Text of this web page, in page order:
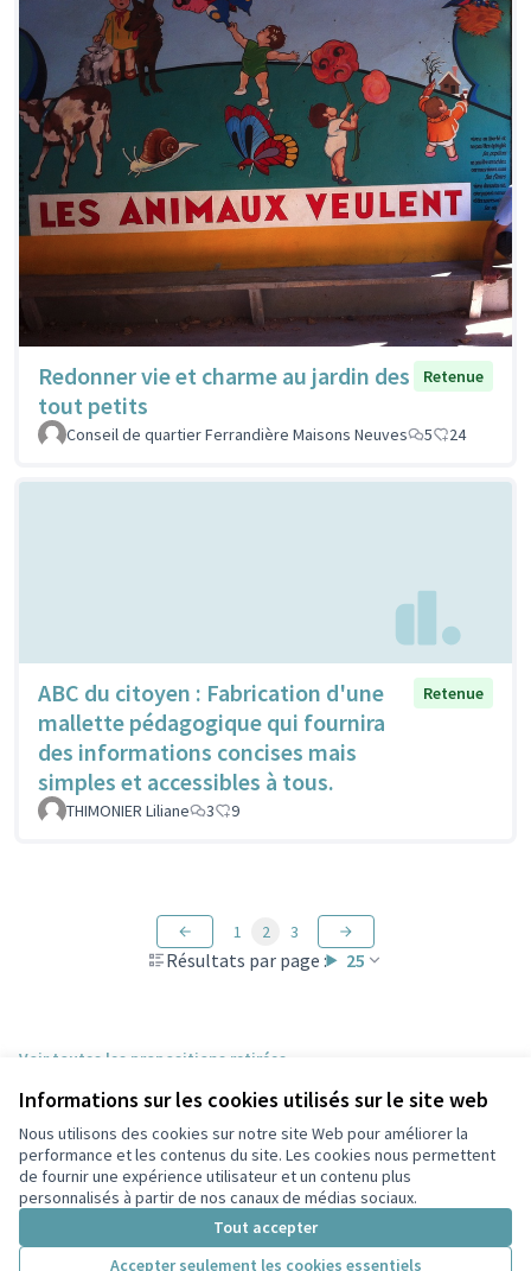
Informations sur les cookies utilisés sur le site web
Nous utilisons des cookies sur notre site Web pour améliorer la
performance et les contenus du site. Les cookies nous permettent
de fournir une expérience utilisateur et un contenu plus
personnalisés à partir de nos canaux de médias sociaux.
Tout accepter
Accepter seulement les cookies essentiels
Redonner vie et charme au jardin des
tout petits
Retenue
Conseil de quartier Ferrandière Maisons Neuves 5 24
ABC du citoyen : Fabrication d'une
mallette pédagogique qui fournira
des informations concises mais
simples et accessibles à tous.
Retenue
THIMONIER Liliane 3 9
Résultats par page : 25
1 2 3
Voir toutes les propositions retirées
Conditions d'utilisation
Paramètres des cookies
Participez Villeurbanne sur X
(Lien externe)
Participez Villeurbanne sur Facebook
Participez Villeurbanne sur Instagram
Participez Villeurbanne sur YouTube
(Lien externe)